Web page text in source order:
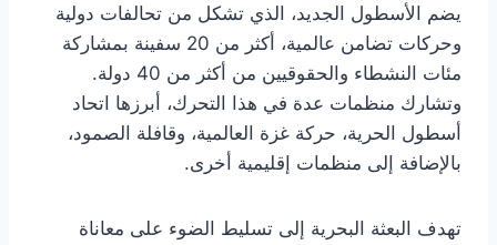
يضم الأسطول الجديد، الذي تشكل من تحالفات دولية
وحركات تضامن عالمية، أكثر من 20 سفينة بمشاركة
مئات النشطاء والحقوقيين من أكثر من 40 دولة.
وتشارك منظمات عدة في هذا التحرك، أبرزها اتحاد
أسطول الحرية، حركة غزة العالمية، وقافلة الصمود،
بالإضافة إلى منظمات إقليمية أخرى.
تهدف البعثة البحرية إلى تسليط الضوء على معاناة